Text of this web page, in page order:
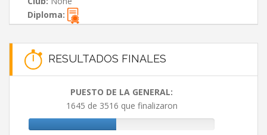
Diploma:
RESULTADOS FINALES
PUESTO DE LA GENERAL:
1645 de 3516 que finalizaron